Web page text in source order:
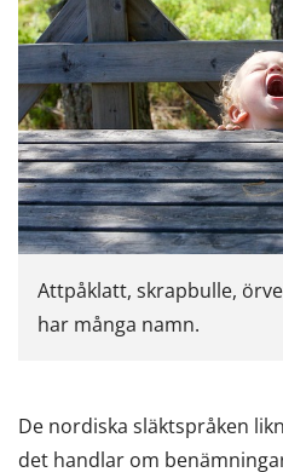
Attpåklatt, skrapbulle,
har många namn.
De nordiska släktspråken
det handlar om